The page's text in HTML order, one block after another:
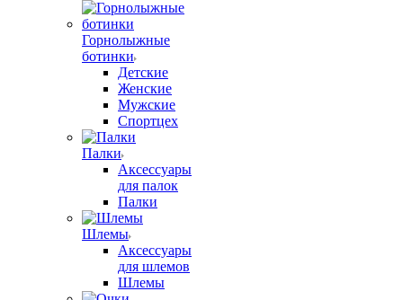
Горнолыжные
ботинки
Детские
Женские
Мужские
Спортцех
Палки
Аксессуары
для палок
Палки
Шлемы
Аксессуары
для шлемов
Шлемы